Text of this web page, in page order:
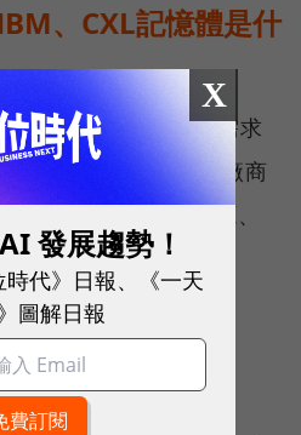
、CXL記憶體是什
速運算大量資料的需求
長；另一方面，一些廠商
間可共享記憶體資源、
」技術。
（High
）
X
發展趨勢！
代》日報、《一天
圖解日報